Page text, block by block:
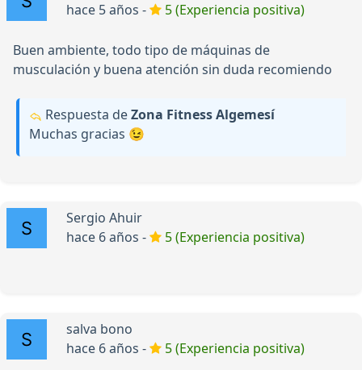
hace 5 años -
5 (Experiencia positiva)
Buen ambiente, todo tipo de máquinas de
musculación y buena atención sin duda recomiendo
Respuesta deZona Fitness Algemesí
Muchas gracias 😉
Sergio Ahuir
hace 6 años -
5 (Experiencia positiva)
salva bono
hace 6 años -
5 (Experiencia positiva)